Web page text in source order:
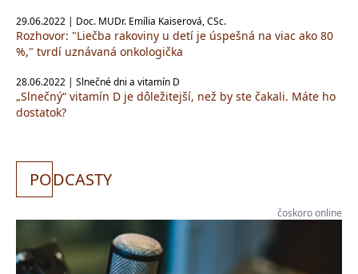
29.06.2022 | Doc. MUDr. Emília Kaiserová, CSc.
Rozhovor: "Liečba rakoviny u detí je úspešná na viac ako 80
%," tvrdí uznávaná onkologička
28.06.2022 | Slnečné dni a vitamín D
„Slnečný“ vitamín D je dôležitejší, než by ste čakali. Máte ho
dostatok?
PODCASTY
čoskoro online